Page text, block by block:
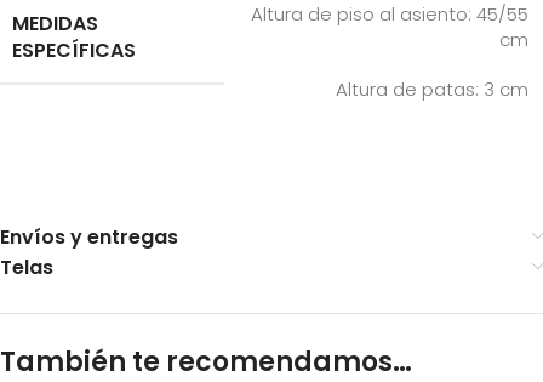
MEDIDAS
ESPECÍFICAS
Altura de piso al asiento: 45/55
cm
Altura de patas: 3 cm
Envíos y entregas
Telas
También te recomendamos…